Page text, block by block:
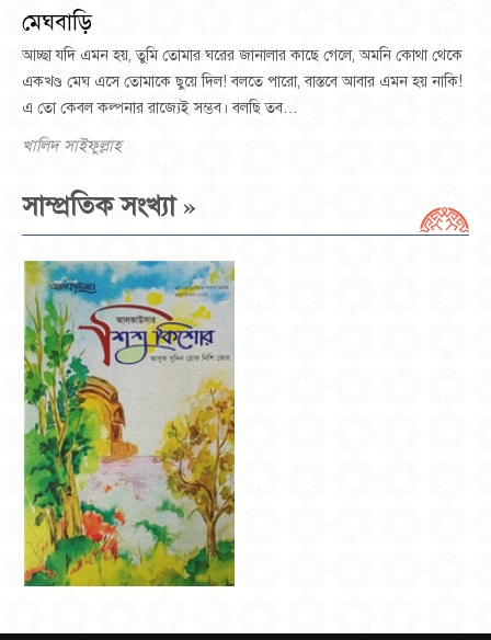
মেঘবাড়ি
আচ্ছা যদি এমন হয়, তুমি তোমার ঘরের জানালার কাছে গেলে, অমনি কোথা থেকে
একখণ্ড মেঘ এসে তোমাকে ছুয়ে দিল! বলতে পারো, বাস্তবে আবার এমন হয় নাকি!
এ তো কেবল কল্পনার রাজ্যেই সম্ভব। বলছি তব…
খালিদ সাইফুল্লাহ
সাম্প্রতিক সংখ্যা»